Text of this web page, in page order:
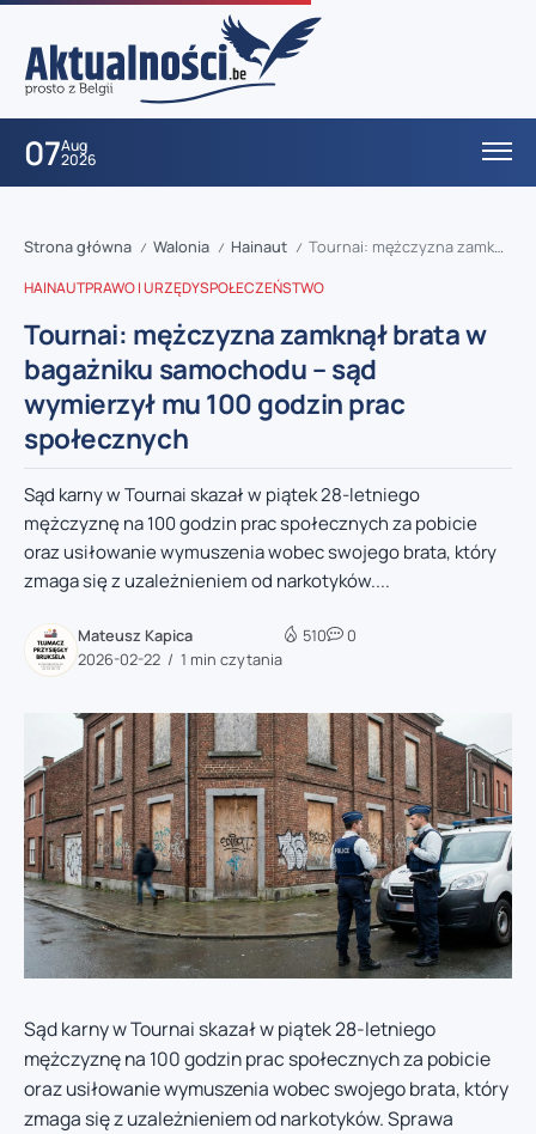
07Aug
2026
Strona główna / Walonia / Hainaut / Tournai: mężczyzna zamknął brata w bagażniku samochodu – sąd wymierzył mu 100 godzin prac społecznych
HAINAUTPRAWO I URZĘDYSPOŁECZEŃSTWO
Tournai: mężczyzna zamknął brata w
bagażniku samochodu – sąd
wymierzył mu 100 godzin prac
społecznych
Sąd karny w Tournai skazał w piątek 28-letniego
mężczyznę na 100 godzin prac społecznych za pobicie
oraz usiłowanie wymuszenia wobec swojego brata, który
zmaga się z uzależnieniem od narkotyków....
Mateusz Kapica
2026-02-22
1 min czytania
510 0
Sąd karny w Tournai skazał w piątek 28-letniego
mężczyznę na 100 godzin prac społecznych za pobicie
oraz usiłowanie wymuszenia wobec swojego brata, który
zmaga się z uzależnieniem od narkotyków. Sprawa